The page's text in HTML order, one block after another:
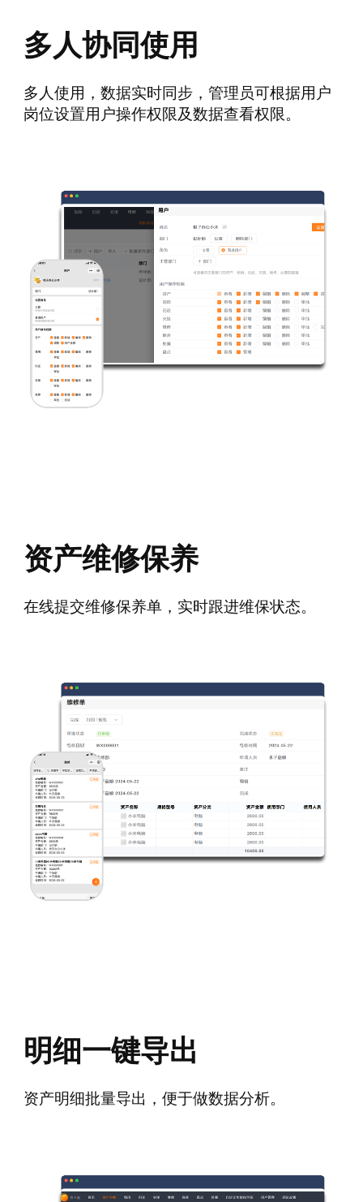
多人协同使用
多人使用，数据实时同步，管理员可根据用户
岗位设置用户操作权限及数据查看权限。
资产维修保养
在线提交维修保养单，实时跟进维保状态。
明细一键导出
资产明细批量导出，便于做数据分析。